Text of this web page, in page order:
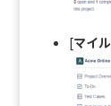
[マイ